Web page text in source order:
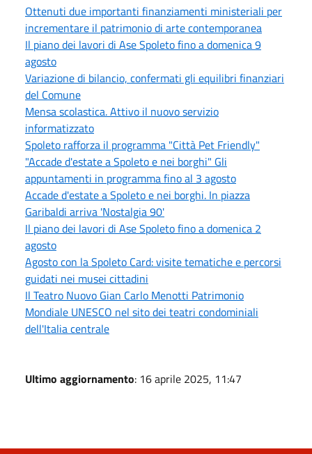
Ottenuti due importanti finanziamenti ministeriali per
incrementare il patrimonio di arte contemporanea
Il piano dei lavori di Ase Spoleto fino a domenica 9
agosto
Variazione di bilancio, confermati gli equilibri finanziari
del Comune
Mensa scolastica. Attivo il nuovo servizio
informatizzato
Spoleto rafforza il programma "Città Pet Friendly"
"Accade d'estate a Spoleto e nei borghi" Gli
appuntamenti in programma fino al 3 agosto
Accade d'estate a Spoleto e nei borghi. In piazza
Garibaldi arriva 'Nostalgia 90'
Il piano dei lavori di Ase Spoleto fino a domenica 2
agosto
Agosto con la Spoleto Card: visite tematiche e percorsi
guidati nei musei cittadini
Il Teatro Nuovo Gian Carlo Menotti Patrimonio
Mondiale UNESCO nel sito dei teatri condominiali
dell'Italia centrale
Ultimo aggiornamento: 16 aprile 2025, 11:47